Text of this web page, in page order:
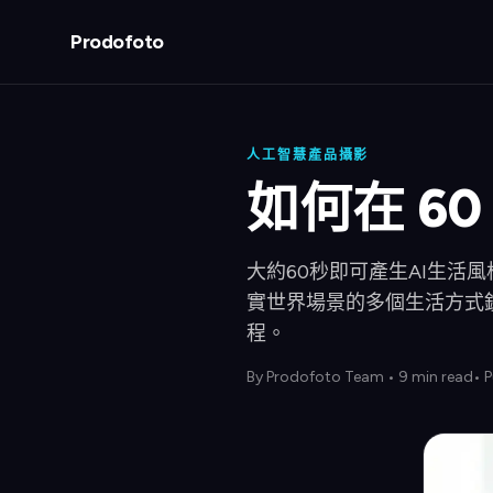
Prodofoto
人工智慧產品攝影
如何在
大約60秒即可產生AI生活
實世界場景的多個生活方
程。
By Prodofoto Team • 9 min read•